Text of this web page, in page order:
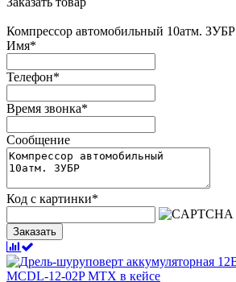
Компрессор автомобильный 10атм. ЗУБР
Имя*
Телефон*
Время звонка*
Сообщение
Код с картинки*
Заказать